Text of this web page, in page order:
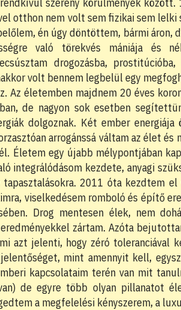
otthon nem volt sem fizikai sem lelki
én úgy döntöttem, bármi áron,
való törekvés mániája és
drogozásba,
volt bennem legbelül egy
Az életemben majdnem 20 éves
de nagyon sok esetben
dolgoznak. Két ember energiája
arrogánssá váltam az élet
Életem egy újabb mélypontjában
integrálódásom kezdete, anyagi
2011 óta kezdtem
viselkedésem romboló és építő
Drog mentesen élek, nem
zártam. Azóta
azt jelenti, hogy zéró toleranciával
mint amennyit kell,
kapcsolataim terén van mit
de egyre több olyan pillanatot
a megfelelési kényszerem, a